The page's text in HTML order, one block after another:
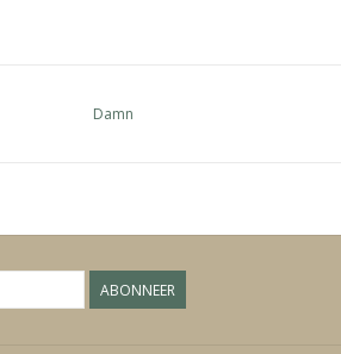
Damn
ABONNEER